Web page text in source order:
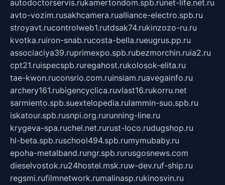
autodoctorservis.rukamertondom.spb.runet-life.net.ru
avto-vozim.rusakhcamera.rualliance-electro.spb.ru
stroyavt.rucontrolweb1.rutdsak74.rukinzozo-ru.ru
kvotka.ruiron-snab.rucosta-bella.rueugrus.pp.ru
associaciya39.ruprimexpo.spb.rubezmorchin.ruia2.ru
cpt21.ruispecspb.ruregahost.rukolosok-elita.ru
tae-kwon.ruconsrio.com.ruinsiam.ruavegainfo.ru
archery161.rubigencyclica.ruvlast16.rukorru.net
sarmiento.spb.suextelopedia.rulammin-suo.spb.ru
iskatour.spb.rusnpi.org.rurunning-line.ru
krygeva-spa.ruchel.net.rurust-loco.rudugshop.ru
hl-beta.spb.ruschool494.spb.rumymubaby.ru
epoha-metalband.rungr.spb.rurusgosnews.com
dieselvostok.ru24hostel.msk.ruw-dev.ruf-ship.ru
regsmi.rufilmnetwork.rumalinasp.rukinosvin.ru